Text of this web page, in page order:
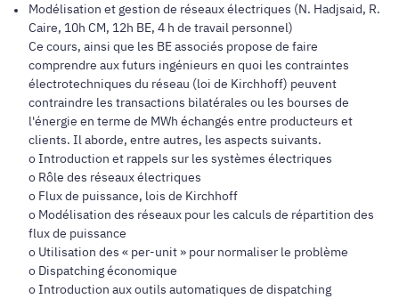
Modélisation et gestion de réseaux électriques (N. Hadjsaid, R.
Caire, 10h CM, 12h BE, 4 h de travail personnel)
Ce cours, ainsi que les BE associés propose de faire
comprendre aux futurs ingénieurs en quoi les contraintes
électrotechniques du réseau (loi de Kirchhoff) peuvent
contraindre les transactions bilatérales ou les bourses de
l'énergie en terme de MWh échangés entre producteurs et
clients. Il aborde, entre autres, les aspects suivants.
o Introduction et rappels sur les systèmes électriques
o Rôle des réseaux électriques
o Flux de puissance, lois de Kirchhoff
o Modélisation des réseaux pour les calculs de répartition des
flux de puissance
o Utilisation des « per-unit » pour normaliser le problème
o Dispatching économique
o Introduction aux outils automatiques de dispatching